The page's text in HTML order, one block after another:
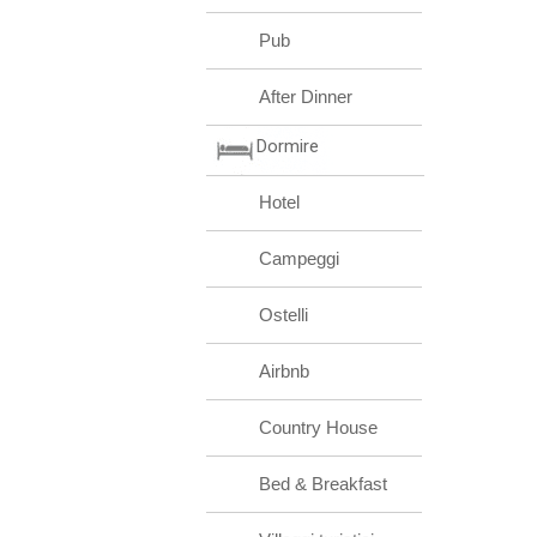
Pub
After Dinner
Dormire
Hotel
Campeggi
Ostelli
Airbnb
Country House
Bed & Breakfast